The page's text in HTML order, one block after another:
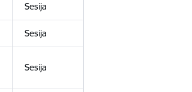
Sesija
Sesija
Sesija